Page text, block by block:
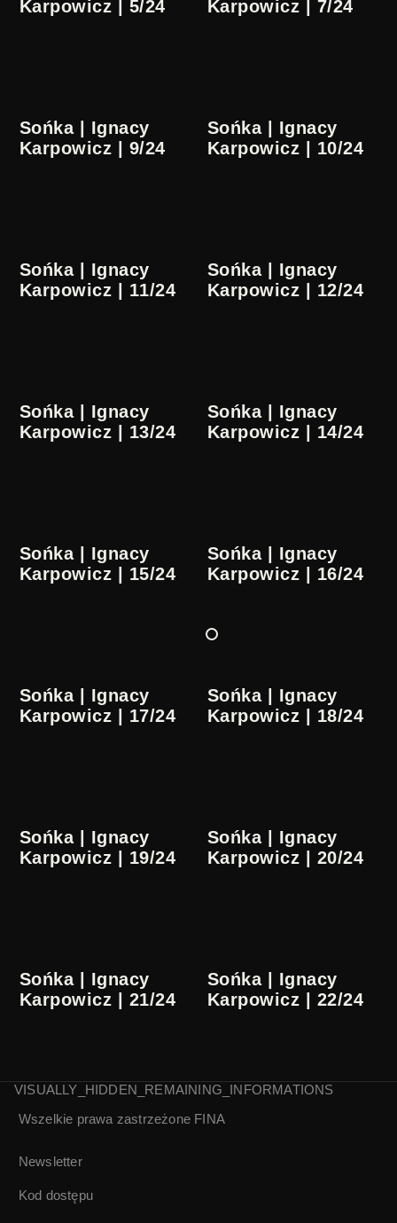
Karpowicz | 5/24 Karpowicz | 7/24
Sońka | Ignacy
Karpowicz | 9/24
Sońka | Ignacy
Karpowicz | 10/24
Sońka | Ignacy
Karpowicz | 11/24
Sońka | Ignacy
Karpowicz | 12/24
Sońka | Ignacy
Karpowicz | 13/24
Sońka | Ignacy
Karpowicz | 14/24
Sońka | Ignacy
Karpowicz | 15/24
Sońka | Ignacy
Karpowicz | 16/24
Sońka | Ignacy
Karpowicz | 17/24
Sońka | Ignacy
Karpowicz | 18/24
Sońka | Ignacy
Karpowicz | 19/24
Sońka | Ignacy
Karpowicz | 20/24
Sońka | Ignacy
Karpowicz | 21/24
Sońka | Ignacy
Karpowicz | 22/24
Sońka | Ignacy
Sońka | Ignacy
VISUALLY_HIDDEN_REMAINING_INFORMATIONS
Wszelkie prawa zastrzeżone FINA
Newsletter
Kod dostępu